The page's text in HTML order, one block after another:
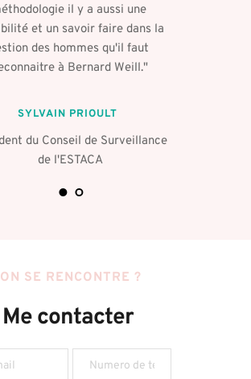
il y a aussi une
et un savoir faire dans la
des hommes qu'il faut
à Bernard Weill."
SYLVAIN PRIOULT
du Conseil de Surveillance
de l'ESTACA
ON SE RENCONTRE ?
Me contacter